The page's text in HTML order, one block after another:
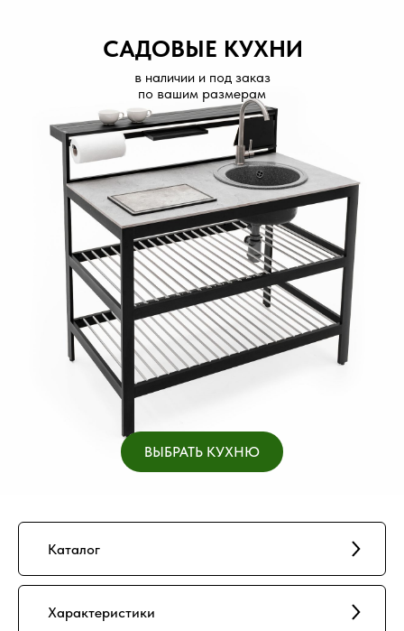
САДОВЫЕ КУХНИ
ВЫБРАТЬ КУХНЮ
в наличии и под заказ
по вашим размерам
Каталог
Характеристики